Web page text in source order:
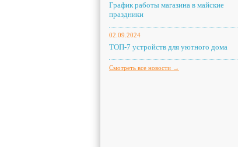
График работы магазина в майские
праздники
02.09.2024
ТОП-7 устройств для уютного дома
Смотреть все новости →